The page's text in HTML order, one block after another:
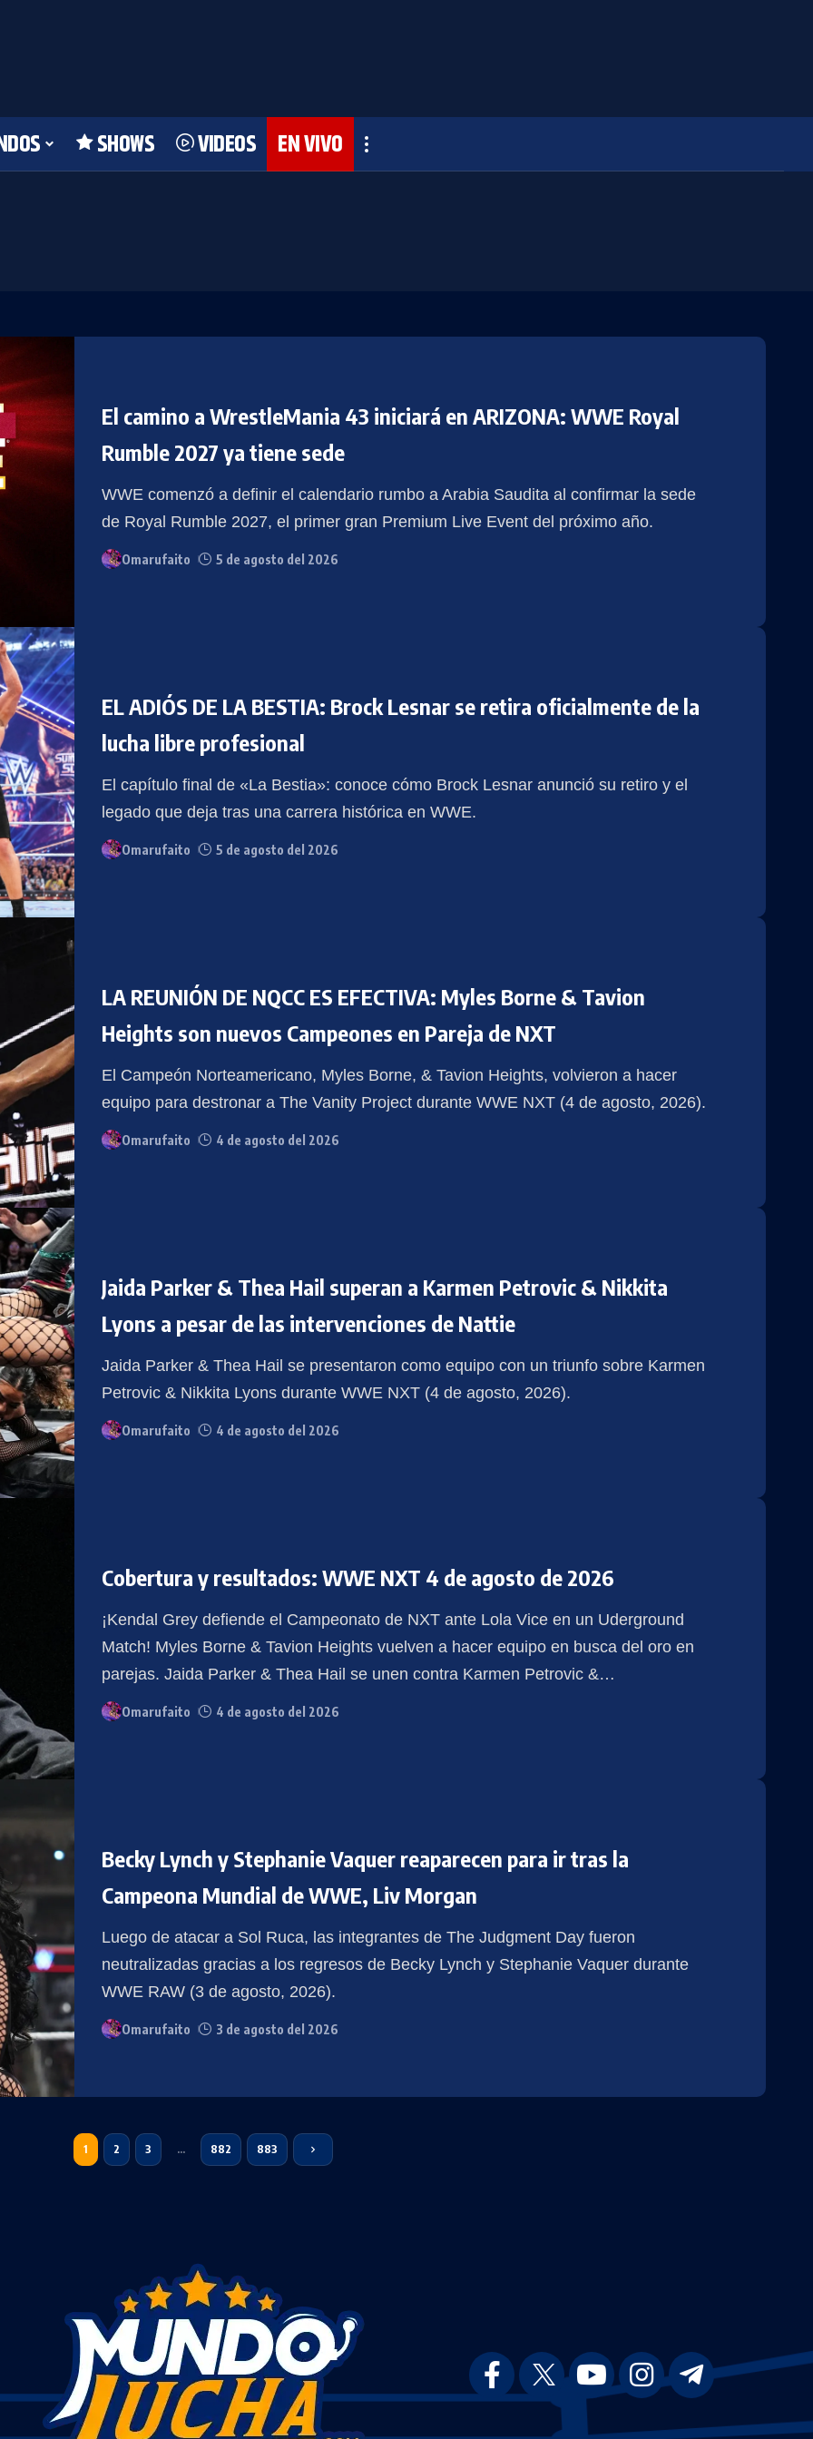
SHOWS VIDEOS EN VIVO
El camino a WrestleMania 43 iniciará en ARIZONA: WWE Royal
Rumble 2027 ya tiene sede
WWE comenzó a definir el calendario rumbo a Arabia Saudita al confirmar la sede
de Royal Rumble 2027, el primer gran Premium Live Event del próximo año.
Omarufaito 5 de agosto del 2026
EL ADIÓS DE LA BESTIA: Brock Lesnar se retira oficialmente de la
lucha libre profesional
El capítulo final de «La Bestia»: conoce cómo Brock Lesnar anunció su retiro y el
legado que deja tras una carrera histórica en WWE.
Omarufaito 5 de agosto del 2026
LA REUNIÓN DE NQCC ES EFECTIVA: Myles Borne & Tavion
Heights son nuevos Campeones en Pareja de NXT
El Campeón Norteamericano, Myles Borne, & Tavion Heights, volvieron a hacer
equipo para destronar a The Vanity Project durante WWE NXT (4 de agosto, 2026).
Omarufaito 4 de agosto del 2026
Jaida Parker & Thea Hail superan a Karmen Petrovic & Nikkita
Lyons a pesar de las intervenciones de Nattie
Jaida Parker & Thea Hail se presentaron como equipo con un triunfo sobre Karmen
Petrovic & Nikkita Lyons durante WWE NXT (4 de agosto, 2026).
Omarufaito 4 de agosto del 2026
Cobertura y resultados: WWE NXT 4 de agosto de 2026
¡Kendal Grey defiende el Campeonato de NXT ante Lola Vice en un Uderground
Match! Myles Borne & Tavion Heights vuelven a hacer equipo en busca del oro en
parejas. Jaida Parker & Thea Hail se unen contra Karmen Petrovic &…
Omarufaito 4 de agosto del 2026
Becky Lynch y Stephanie Vaquer reaparecen para ir tras la
Campeona Mundial de WWE, Liv Morgan
Luego de atacar a Sol Ruca, las integrantes de The Judgment Day fueron
neutralizadas gracias a los regresos de Becky Lynch y Stephanie Vaquer durante
WWE RAW (3 de agosto, 2026).
Omarufaito 3 de agosto del 2026
1 2 3 … 882 883